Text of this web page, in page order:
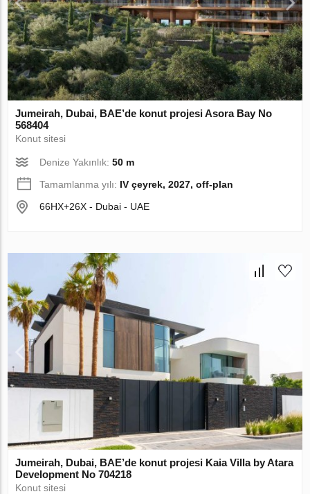
Jumeirah, Dubai, BAE’de konut projesi Asora Bay No
568404
Konut sitesi
Denize Yakınlık:50 m
Tamamlanma yılı: IV çeyrek, 2027, off-plan
66HX+26X - Dubai - UAE
Jumeirah, Dubai, BAE’de konut projesi Kaia Villa by Atara
Development No 704218
Konut sitesi